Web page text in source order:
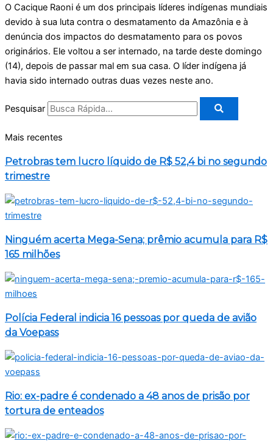
O Cacique Raoni é um dos principais líderes indígenas mundiais
devido à sua luta contra o desmatamento da Amazônia e à
denúncia dos impactos do desmatamento para os povos
originários. Ele voltou a ser internado, na tarde deste domingo
(14), depois de passar mal em sua casa. O líder indígena já
havia sido internado outras duas vezes neste ano.
Pesquisar
Mais recentes
Petrobras tem lucro líquido de R$ 52,4 bi no segundo
trimestre
Ninguém acerta Mega-Sena; prêmio acumula para R$
165 milhões
Polícia Federal indicia 16 pessoas por queda de avião
da Voepass
Rio: ex-padre é condenado a 48 anos de prisão por
tortura de enteados